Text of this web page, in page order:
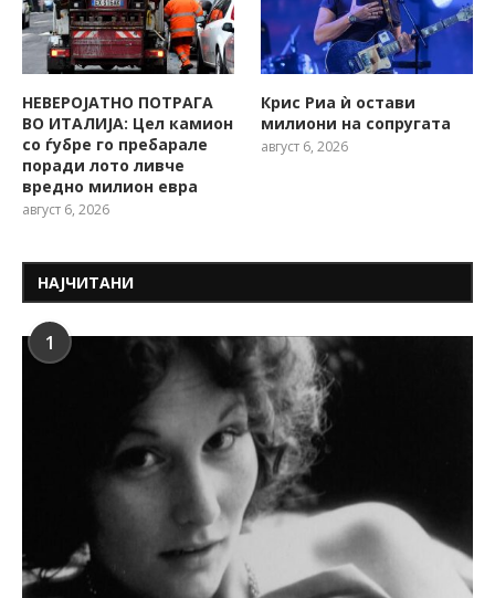
НЕВЕРОЈАТНО ПОТРАГА
ВО ИТАЛИЈА: Цел камион
со ѓубре го пребарале
поради лото ливче
вредно милион евра
август 6, 2026
Крис Риа ѝ остави
милиони на сопругата
август 6, 2026
НАЈЧИТАНИ
1